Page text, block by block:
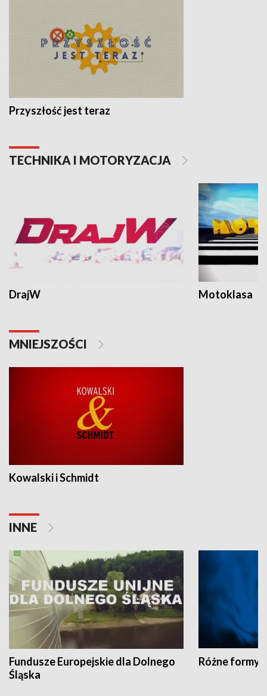
Przyszłość jest teraz
TECHNIKA I MOTORYZACJA
DrajW Motoklasa
MNIEJSZOŚCI
Kowalski i Schmidt
INNE
Fundusze Europejskie dla Dolnego
Śląska
Różne formy